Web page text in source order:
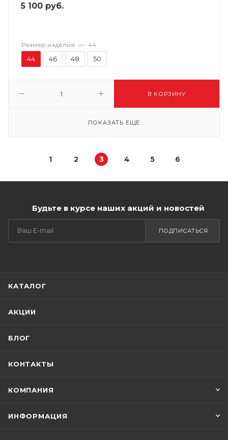
5 100 руб.
В КОРЗИНУ
Размер изделия — 44
44 46 48 50
ПОКАЗАТЬ ЕЩЕ
1 2 3 4 5 6
Будьте в курсе наших акций и новостей
ПОДПИСАТЬСЯ
КАТАЛОГ
АКЦИИ
БЛОГ
КОНТАКТЫ
КОМПАНИЯ
ИНФОРМАЦИЯ